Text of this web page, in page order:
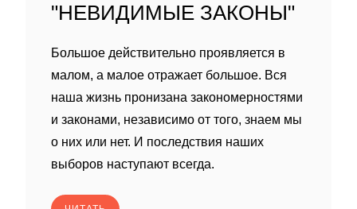
"НЕВИДИМЫЕ ЗАКОНЫ"
Большое действительно проявляется в
малом, а малое отражает большое. Вся
наша жизнь пронизана закономерностями
и законами, независимо от того, знаем мы
о них или нет. И последствия наших
выборов наступают всегда.